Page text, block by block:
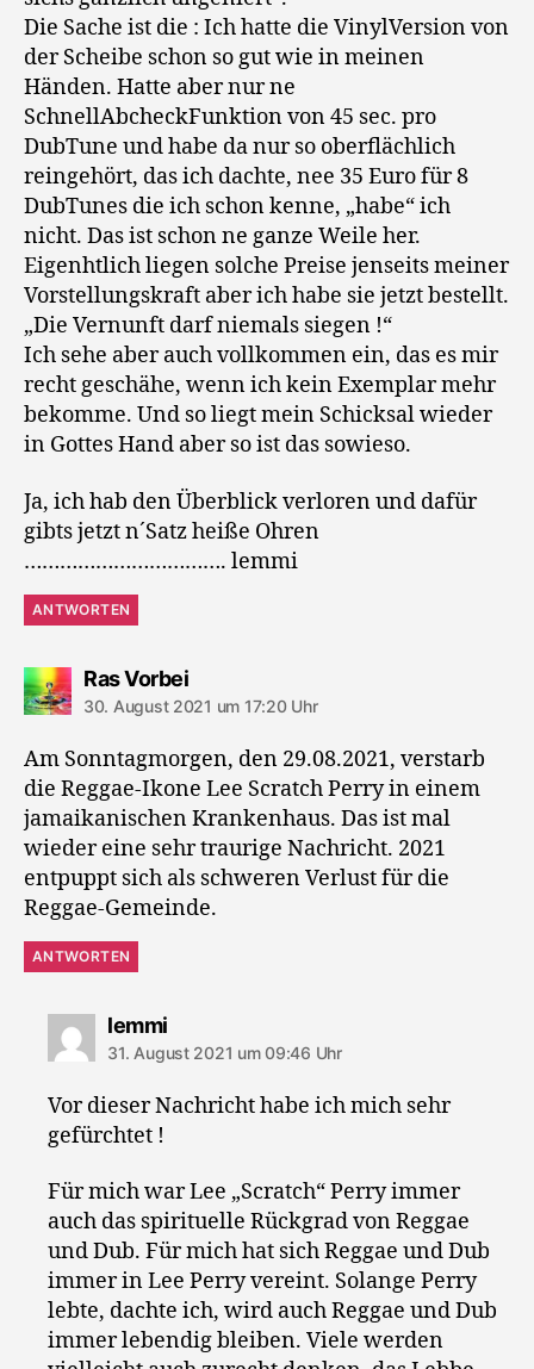
Die Sache ist die : Ich hatte die VinylVersion von
der Scheibe schon so gut wie in meinen
Händen. Hatte aber nur ne
SchnellAbcheckFunktion von 45 sec. pro
DubTune und habe da nur so oberflächlich
reingehört, das ich dachte, nee 35 Euro für 8
DubTunes die ich schon kenne, „habe“ ich
nicht. Das ist schon ne ganze Weile her.
Eigenhtlich liegen solche Preise jenseits meiner
Vorstellungskraft aber ich habe sie jetzt bestellt.
„Die Vernunft darf niemals siegen !“
Ich sehe aber auch vollkommen ein, das es mir
recht geschähe, wenn ich kein Exemplar mehr
bekomme. Und so liegt mein Schicksal wieder
in Gottes Hand aber so ist das sowieso.
Ja, ich hab den Überblick verloren und dafür
gibts jetzt n´Satz heiße Ohren
……………………………. lemmi
ANTWORTEN
Ras Vorbeisagt:
30. August 2021 um 17:20 Uhr
Am Sonntagmorgen, den 29.08.2021, verstarb
die Reggae-Ikone Lee Scratch Perry in einem
jamaikanischen Krankenhaus. Das ist mal
wieder eine sehr traurige Nachricht. 2021
entpuppt sich als schweren Verlust für die
Reggae-Gemeinde.
ANTWORTEN
lemmisagt:
31. August 2021 um 09:46 Uhr
Vor dieser Nachricht habe ich mich sehr
gefürchtet !
Für mich war Lee „Scratch“ Perry immer
auch das spirituelle Rückgrad von Reggae
und Dub. Für mich hat sich Reggae und Dub
immer in Lee Perry vereint. Solange Perry
lebte, dachte ich, wird auch Reggae und Dub
immer lebendig bleiben. Viele werden